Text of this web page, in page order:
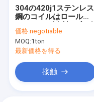
304の420j1ステンレス
鋼のコイルはロール
る
価格:negotiable
MOQ:1ton
最新価格を得る
接触